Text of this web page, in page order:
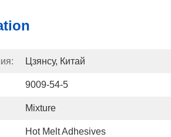
Цзянсу, Китай
9009-54-5
Mixture
Hot Melt Adhesives